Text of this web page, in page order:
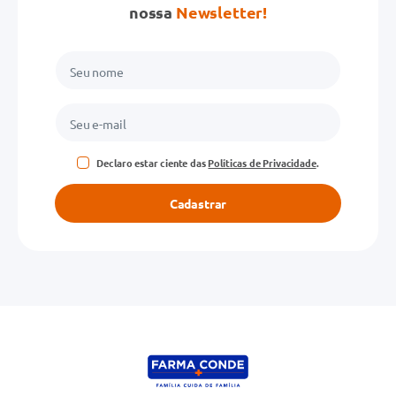
nossa Newsletter!
Declaro estar ciente dasPolíticas de Privacidade.
Cadastrar